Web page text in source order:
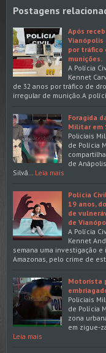
Postagens
Após
Vianópolis
por tráfico
munições.
A Polícia
Kennet
de 32 anos por tráfico de
irregular de munição.A
Foragida
Militar em
Policiais
de Polícia
de
Silvâ… Leia mais
Polícia
19 anos,
de
de
A Polícia
Kennet
semana uma investigação
Amazonas, pelo crime de
Motorista
Policiais
de Polícia
zona
em zigue-
Leia mais